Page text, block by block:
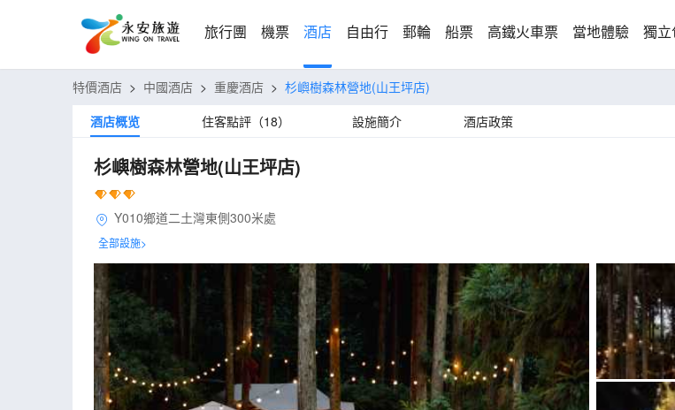
旅行團 機票 酒店 自由行 郵輪 船票 高鐵火車票 當地體驗 獨立
特價酒店 > 中國酒店 > 重慶酒店 > 杉嶼樹森林營地(山王坪店)
酒店概览
住客點評（18） 設施簡介 酒店政策
杉嶼樹森林營地(山王坪店)
Y010鄉道二土灣東側300米處
全部設施>